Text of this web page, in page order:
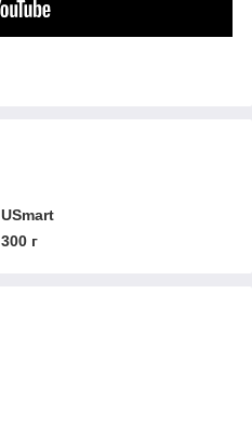
USmart
300 г